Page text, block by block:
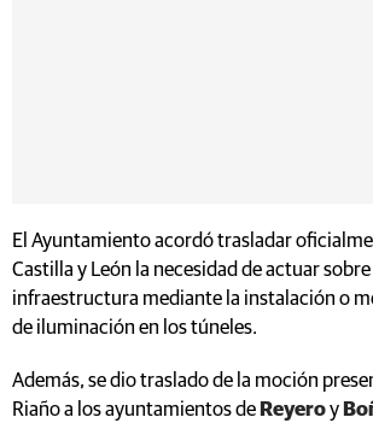
El Ayuntamiento acordó trasladar
Castilla y León la necesidad de actuar sobre
infraestructura mediante la instalación o
de iluminación en los túneles.
Además, se dio traslado de la moción
Riaño a los ayuntamientos de Reyeroy